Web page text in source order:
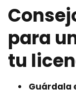
para
tu
Guárdala